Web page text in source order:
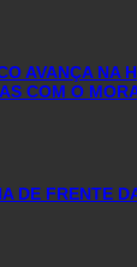
AVANÇA NA
COM O
DE FRENTE